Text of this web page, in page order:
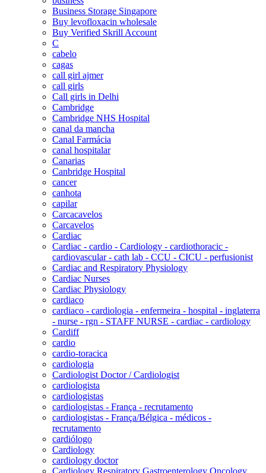
Business Storage Singapore
Buy levofloxacin wholesale
Buy Verified Skrill Account
C
cabelo
cagas
call girl ajmer
call girls
Call girls in Delhi
Cambridge
Cambridge NHS Hospital
canal da mancha
Canal Farmácia
canal hospitalar
Canarias
Canbridge Hospital
cancer
canhota
capilar
Carcacavelos
Carcavelos
Cardiac
Cardiac - cardio - Cardiology - cardiothoracic -
cardiovascular - cath lab - CCU - CICU - perfusionist
Cardiac and Respiratory Physiology
Cardiac Nurses
Cardiac Physiology
cardiaco
cardiaco - cardiologia - enfermeira - hospital - inglaterra
- nurse - rgn - STAFF NURSE - cardiac - cardiology
Cardiff
cardio
cardio-toracica
cardiologia
Cardiologist Doctor / Cardiologist
cardiologista
cardiologistas
cardiologistas - França - recrutamento
cardiologistas - França/Bélgica - médicos -
recrutamento
cardiólogo
Cardiology
cardiology doctor
Cardiology Respiratory Gastroenterology Oncology